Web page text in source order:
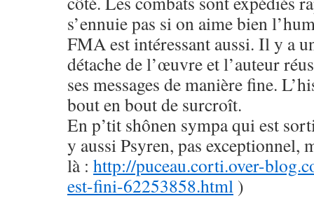
s’ennuie pas si on aime bien
FMA est intéressant aussi. Il y a
détache de l’œuvre et l’auteur
ses messages de manière fine.
bout en bout de surcroît.
En p’tit shônen sympa qui est
y aussi Psyren, pas exceptionnel,
là : http://puceau.corti.over-
est-fini-62253858.html )